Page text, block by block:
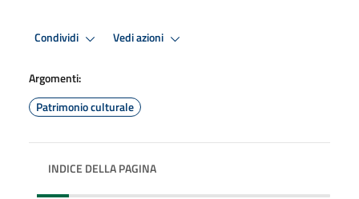
Condividi Vedi azioni
Argomenti:
Patrimonio culturale
INDICE DELLA PAGINA